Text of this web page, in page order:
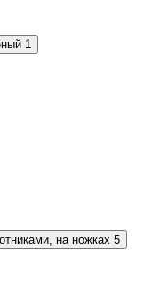
1
на ножках 5